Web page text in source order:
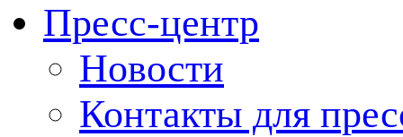
Пресс-центр
Новости
Контакты для